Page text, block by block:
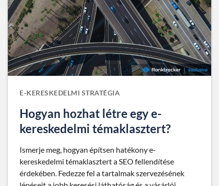
E-KERESKEDELMI STRATÉGIA
Hogyan hozhat létre egy e-
kereskedelmi témaklasztert?
Ismerje meg, hogyan építsen hatékony e-
kereskedelmi témaklasztert a SEO fellendítése
érdekében. Fedezze fel a tartalmak szervezésének